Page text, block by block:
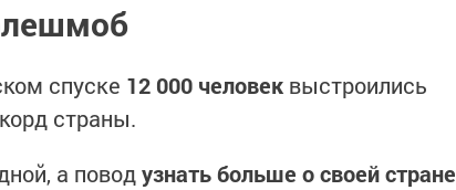
спуске 12 000 человек выстроились
страны.
а поводузнать больше о своей стране